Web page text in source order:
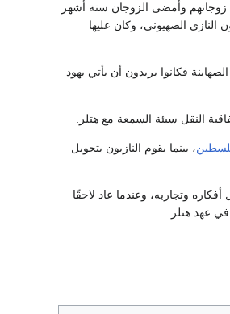
زوجاتهم وأمضى الزوجان ستة أشهر
النازي الصهيوني، وكان عليها
فكانوا يريدون أن يأتي يهود
النقل سيئة السمعة مع هتلر.
، بينما يقوم النازيون بتحويل
وتجاربه، وعندما عاد لاحقًا
في عهد هتلر.